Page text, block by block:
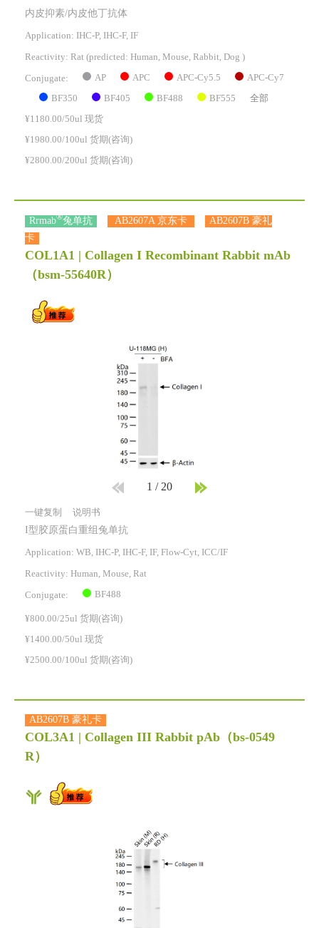
内皮抑素/内皮他丁抗体
Application: IHC-P, IHC-F, IF
Reactivity: Rat (predicted: Human, Mouse, Rabbit, Dog )
Conjugate: AP APC APC-Cy5.5 APC-Cy7
BF350 BF405 BF488 BF555 全部
¥1180.00/50ul 现货
¥1980.00/100ul 货期(咨询)
¥2800.00/200ul 货期(咨询)
Rrmab®兔单抗 AB2607A 京东卡
AB2607B 豪礼
卡
COL1A1 | Collagen I Recombinant Rabbit mAb
（bsm-55640R）
1 /20
一键复制 说明书
I型胶原蛋白重组兔单抗
Application: WB, IHC-P, IHC-F, IF, Flow-Cyt, ICC/IF
Reactivity: Human, Mouse, Rat
Conjugate: BF488
¥800.00/25ul 货期(咨询)
¥1400.00/50ul 现货
¥2500.00/100ul 货期(咨询)
AB2607B 豪礼卡
COL3A1 | Collagen III Rabbit pAb （bs-0549
R）